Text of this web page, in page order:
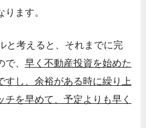
ます。
と考えると、それまでに完
、 早く不動産投資を始めた
すし、余裕がある時に繰り上
を早めて、予定よりも早く